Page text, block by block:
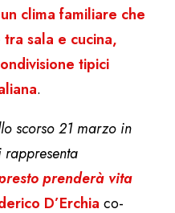
un clima familiare che
sala e cucina,
tipici
.
scorso 21 marzo in
prenderà vita
D’Erchia co-